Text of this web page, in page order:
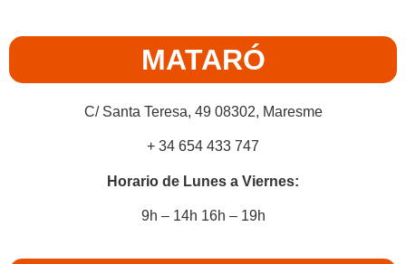
MATARÓ
C/ Santa Teresa, 49 08302, Maresme
+ 34 654 433 747
Horario de Lunes a Viernes:
9h – 14h 16h – 19h